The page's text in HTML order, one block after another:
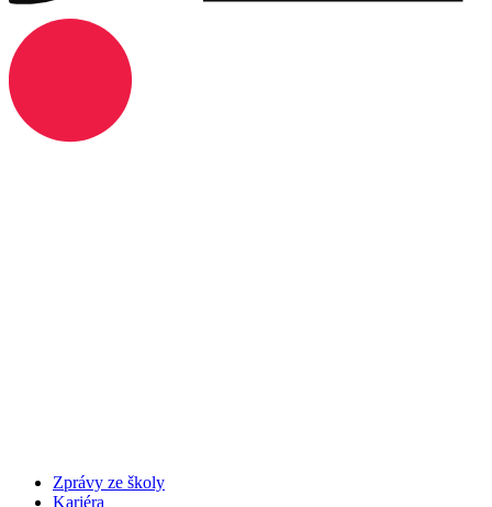
Zprávy ze školy
Kariéra